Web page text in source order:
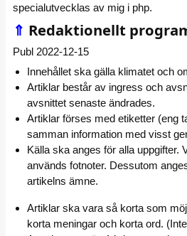
specialutvecklas av mig i php.
⇑ Redaktionellt
Publ 2022-12-15
Innehållet ska gälla klimatet och
Artiklar består av ingress och
avsnittet senaste ändrades.
Artiklar förses med etiketter (eng
samman information med visst
Källa ska anges för alla uppgifter.
används fotnoter. Dessutom
artikelns ämne.
Artiklar ska vara så korta som
korta meningar och korta ord.